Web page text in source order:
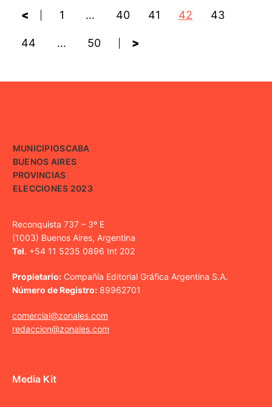
< 1 … 40 41 42 43
44 … 50 >
MUNICIPIOSCABA
BUENOS AIRES
PROVINCIAS
ELECCIONES 2023
Reconquista 737 – 3º E
(1003) Buenos Aires, Argentina
Tel. +54 11 5235 0896 Int 202
Propietario: Compañía Editorial Gráfica Argentina S.A.
Número de Registro: 89962701
comercial@zonales.com
redaccion@zonales.com
Media Kit